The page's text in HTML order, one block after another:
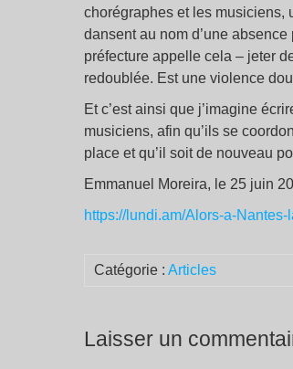
chorégraphes et les musiciens,
dansent au nom d’une
préfecture appelle cela – jeter
redoublée. Est une violence
Et c’est ainsi que j’imagine
musiciens, afin qu’ils se
place et qu’il soit de nouveau
Emmanuel Moreira, le 25 juin
https://lundi.am/Alors-a-
Catégorie : Articles
Laisser un